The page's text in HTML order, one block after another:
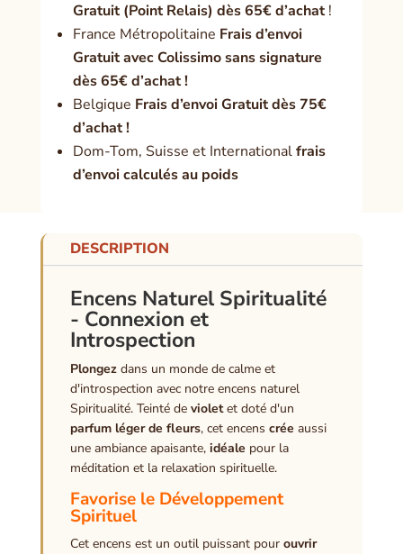
Gratuit (Point Relais) dès 65€ d’achat!
France Métropolitaine Frais d’envoi
Gratuit avec Colissimo sans signature
dès 65€ d’achat !
Belgique Frais d’envoi Gratuit dès 75€
d’achat !
Dom-Tom, Suisse et Internationalfrais
d’envoi calculés au poids
DESCRIPTION
Encens Naturel Spiritualité
- Connexion et
Introspection
Plongezdans un monde de calme et
d'introspection avec notre encens naturel
Spiritualité. Teinté de violetet doté d'un
parfum léger de fleurs, cet encens crée aussi
une ambiance apaisante, idéale pour la
méditation et la relaxation spirituelle.
Favorise le Développement
Spirituel
Cet encens est un outil puissant pour ouvrir